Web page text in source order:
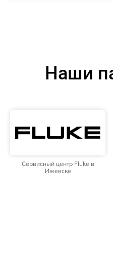
Наши
Сервисный центр Fluke в
Ижевске